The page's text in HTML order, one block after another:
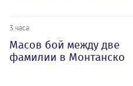
3 часа
Масов бой между две
фамилии в Монтанско